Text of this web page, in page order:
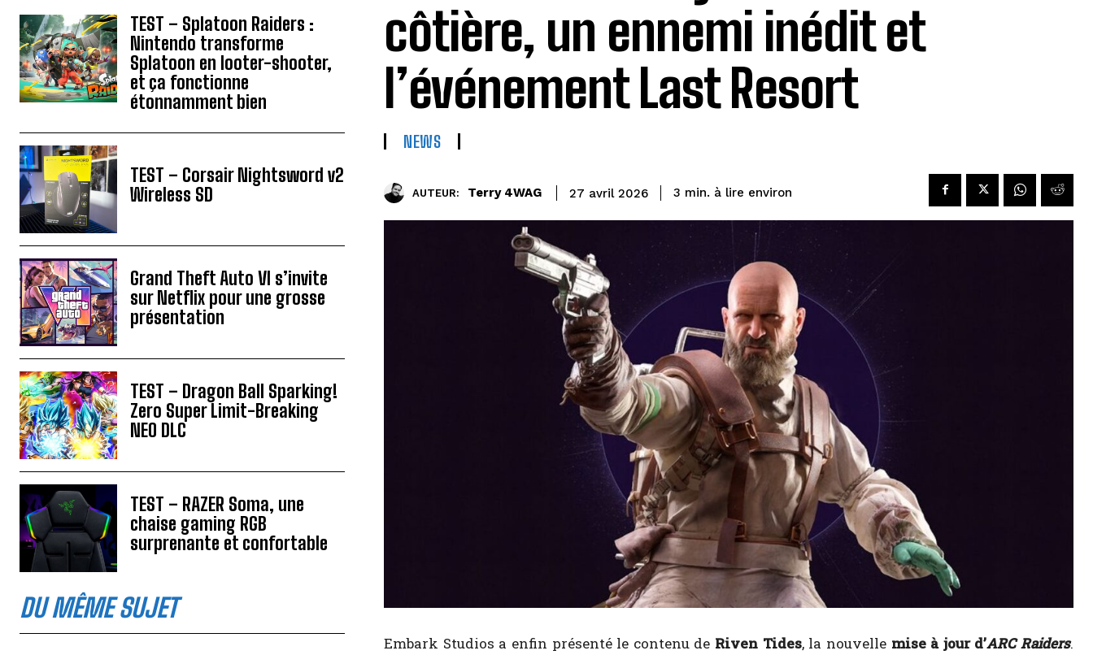
TEST – Splatoon Raiders :
Nintendo transforme
Splatoon en looter-shooter,
et ça fonctionne
étonnamment bien
TEST – Corsair Nightsword v2
Wireless SD
Grand Theft Auto VI s’invite
sur Netflix pour une grosse
présentation
TEST – Dragon Ball Sparking!
Zero Super Limit-Breaking
NEO DLC
TEST – RAZER Soma, une
chaise gaming RGB
surprenante et confortable
DU MÊME SUJET
côtière, un ennemi inédit et
l’événement Last Resort
NEWS
AUTEUR: Terry 4WAG 27 avril 2026 3 min. à lire environ
Embark Studios a enfin présenté le contenu de Riven Tides, la nouvelle mise à jour d’ARC Raiders.